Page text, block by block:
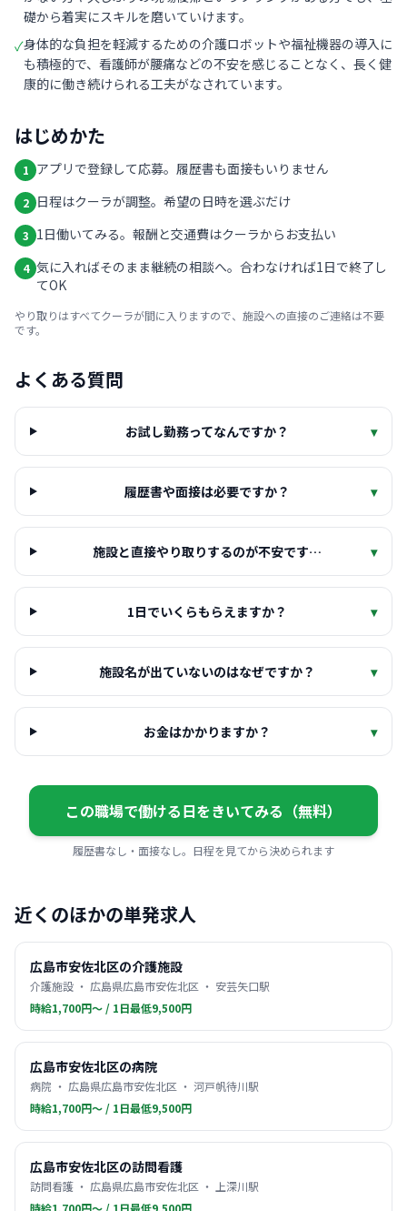
礎から着実にスキルを磨いていけます。
✓身体的な負担を軽減するための介護ロボットや福祉機器の導入に
も積極的で、看護師が腰痛などの不安を感じることなく、長く健
康的に働き続けられる工夫がなされています。
はじめかた
1 アプリで登録して応募。履歴書も面接もいりません
2 日程はクーラが調整。希望の日時を選ぶだけ
3 1日働いてみる。報酬と交通費はクーラからお支払い
4 気に入ればそのまま継続の相談へ。合わなければ1日で終了し
てOK
やり取りはすべてクーラが間に入りますので、施設への直接のご連絡は不要
です。
よくある質問
お試し勤務ってなんですか？ ▾
履歴書や面接は必要ですか？ ▾
施設と直接やり取りするのが不安です… ▾
1日でいくらもらえますか？ ▾
施設名が出ていないのはなぜですか？ ▾
お金はかかりますか？ ▾
この職場で働ける日をきいてみる（無料）
履歴書なし・面接なし。日程を見てから決められます
近くのほかの単発求人
広島市安佐北区の介護施設
介護施設 ・ 広島県広島市安佐北区 ・ 安芸矢口駅
時給1,700円〜 / 1日最低9,500円
広島市安佐北区の病院
病院 ・ 広島県広島市安佐北区 ・ 河戸帆待川駅
時給1,700円〜 / 1日最低9,500円
広島市安佐北区の訪問看護
訪問看護 ・ 広島県広島市安佐北区 ・ 上深川駅
時給1,700円〜 / 1日最低9,500円